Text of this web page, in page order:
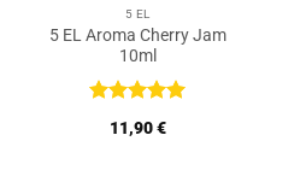
5 EL
5 EL Aroma Cherry Jam
10ml
Bewertet
mit5von
11,90€